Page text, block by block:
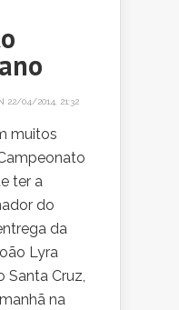
22/04/2014, 21:32
muitos
ter a
do
da
Lyra
Santa Cruz,
na